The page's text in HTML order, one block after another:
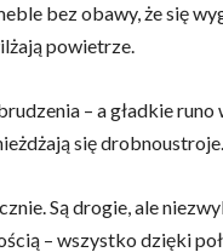
bez obawy, że się
powietrze.
– a gładkie
się
Są drogie, ale
– wszystko dzięki